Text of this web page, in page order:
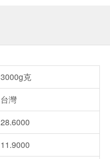
3000g克
台灣
28.6000
11.9000